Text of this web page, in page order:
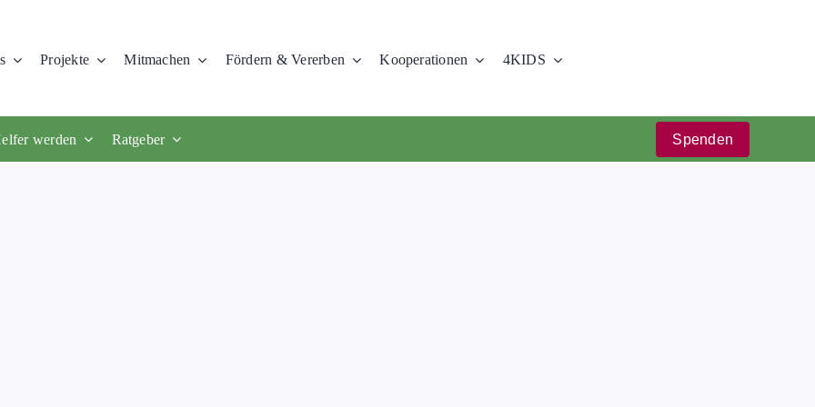
Projekte Mitmachen Fördern & Vererben Kooperationen 4KIDS
werden Ratgeber Spenden